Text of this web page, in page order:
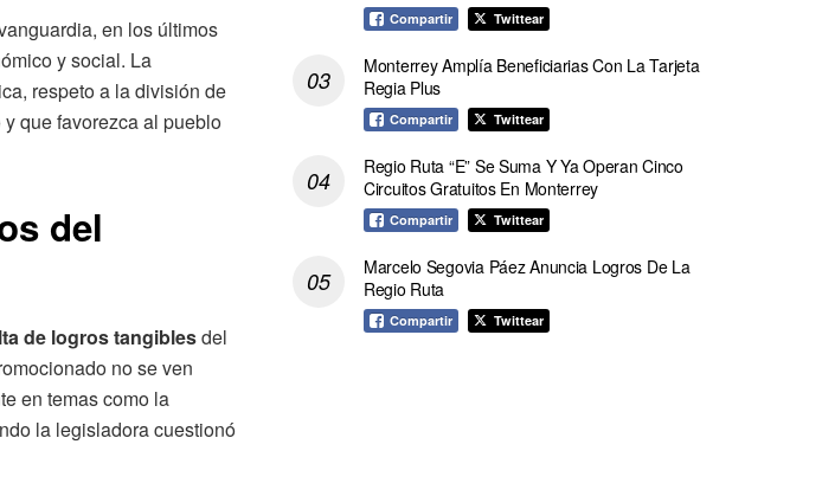
en los últimos
y social. La
respeto a la división de
que favorezca al pueblo
del
de logros tangiblesdel
no se ven
en temas como la
la legisladora cuestionó
Compartir Twittear
Monterrey Amplía Beneficiarias Con La Tarjeta
Regia Plus
Compartir Twittear
Regio Ruta “E” Se Suma Y Ya Operan Cinco
Circuitos Gratuitos En Monterrey
Compartir Twittear
Marcelo Segovia Páez Anuncia Logros De La
Regio Ruta
Compartir Twittear